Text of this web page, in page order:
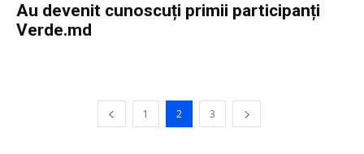
Au devenit cunoscuți primii participanți
Verde.md
1 2 3